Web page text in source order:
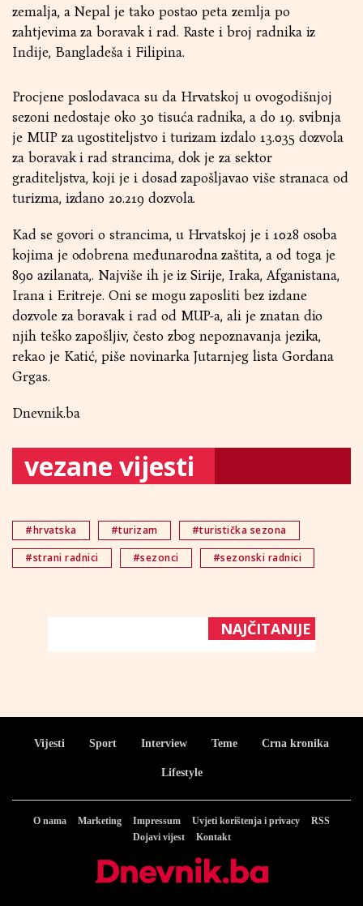
zemalja, a Nepal je tako postao peta zemlja po
zahtjevima za boravak i rad. Raste i broj radnika iz
Indije, Bangladeša i Filipina.
Procjene poslodavaca su da Hrvatskoj u ovogodišnjoj
sezoni nedostaje oko 30 tisuća radnika, a do 19. svibnja
je MUP za ugostiteljstvo i turizam izdalo 13.035 dozvola
za boravak i rad strancima, dok je za sektor
graditeljstva, koji je i dosad zapošljavao više stranaca od
turizma, izdano 20.219 dozvola.
Kad se govori o strancima, u Hrvatskoj je i 1028 osoba
kojima je odobrena međunarodna zaštita, a od toga je
890 azilanata,. Najviše ih je iz Sirije, Iraka, Afganistana,
Irana i Eritreje. Oni se mogu zaposliti bez izdane
dozvole za boravak i rad od MUP-a, ali je znatan dio
njih teško zapošljiv, često zbog nepoznavanja jezika,
rekao je Katić, piše novinarka Jutarnjeg lista Gordana
Grgas.
Dnevnik.ba
vezane vijesti
#hrvatska #turizam
#turistička sezona
#strani radnici
#sezonci #sezonski radnici
NAJČITANIJE
Vijesti Sport Interview Teme Crna kronika
Lifestyle
O nama Marketing Impressum Uvjeti korištenja i privacy
RSS
Dojavi vijest
Kontakt